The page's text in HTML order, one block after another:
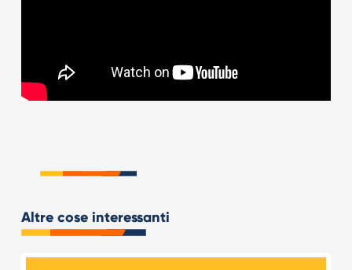
Altre cose interessanti